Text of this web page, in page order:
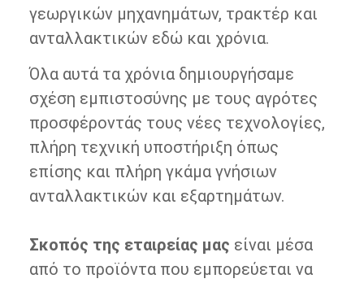
γεωργικών μηχανημάτων, τρακτέρ και
ανταλλακτικών εδώ και χρόνια.
Όλα αυτά τα χρόνια δημιουργήσαμε
σχέση εμπιστοσύνης με τους αγρότες
προσφέροντάς τους νέες τεχνολογίες,
πλήρη τεχνική υποστήριξη όπως
επίσης και πλήρη γκάμα γνήσιων
ανταλλακτικών και εξαρτημάτων.
Σκοπός της εταιρείας μας είναι μέσα
από το προϊόντα που εμπορεύεται να